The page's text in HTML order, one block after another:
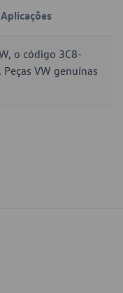
Aplicações
o código 3C8-
VW genuínas